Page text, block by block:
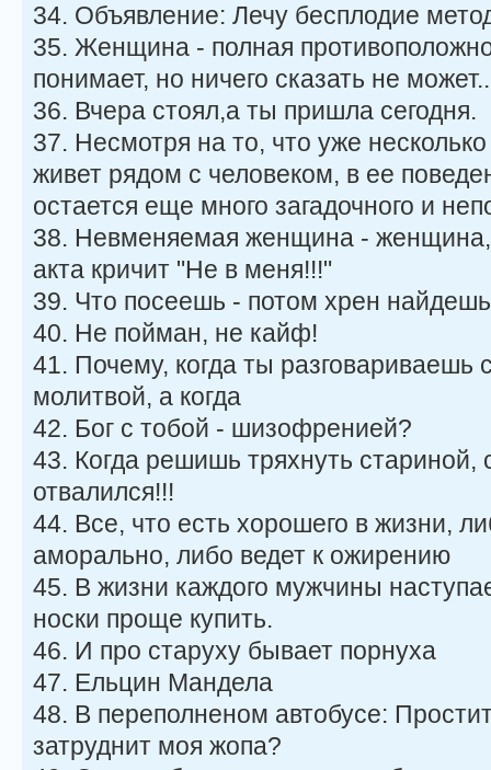
34. Объявление: Лечу бесплодие
35. Женщина - полная
понимает, но ничего сказать не
36. Вчера стоял,а ты пришла сегодня.
37. Несмотря на то, что уже
живет рядом с человеком, в ее
остается еще много загадочного и
38. Невменяемая женщина - женщина,
акта кричит "Не в меня!!!"
39. Что посеешь - потом хрен найдешь
40. Не пойман, не кайф!
41. Почему, когда ты разговариваешь
молитвой, а когда
42. Бог с тобой - шизофренией?
43. Когда решишь тряхнуть стариной,
отвалился!!!
44. Все, что есть хорошего в жизни,
аморально, либо ведет к ожирению
45. В жизни каждого мужчины
носки проще купить.
46. И про старуху бывает порнуха
47. Ельцин Мандела
48. В переполненом автобусе:
затруднит моя жопа?